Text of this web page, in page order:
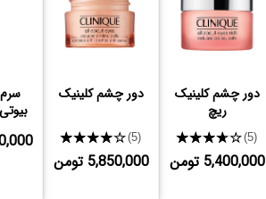
دور چشم کلینیک
ریچ
★★★★★(5)
5,400,000 تومن
دور چشم کلینیک
★★★★★(5)
5,850,000 تومن